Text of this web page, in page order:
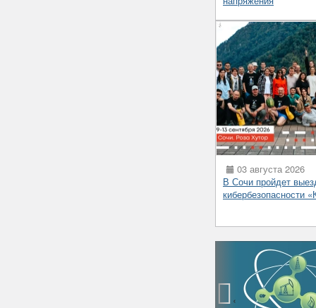
03 августа 2026
В Сочи пройдет
‹